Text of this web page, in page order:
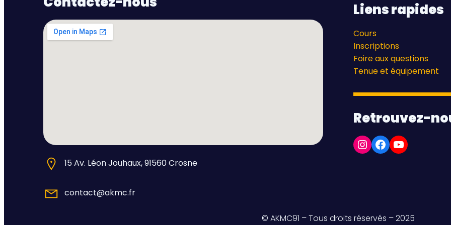
15 Av. Léon Jouhaux, 91560 Crosne
contact@akmc.fr
Liens rapides
Cours
Inscriptions
Foire aux questions
Tenue et équipement
Retrouvez-
Instagram
Facebook
YouTube
© AKMC91 – Tous droits réservés – 2025